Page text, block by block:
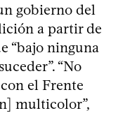
gobierno del
a partir de
“bajo ninguna
“No
el Frente
multicolor”,